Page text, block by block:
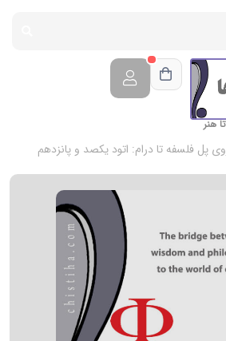
هنر
پل فلسفه تا درام: اتود یکصد و پانزدهم